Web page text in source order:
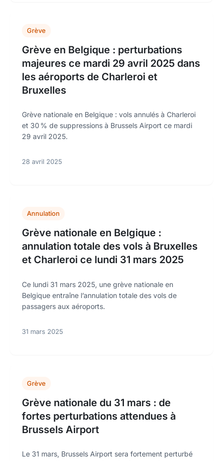
Grève
Grève en Belgique : perturbations
majeures ce mardi 29 avril 2025 dans
les aéroports de Charleroi et
Bruxelles
Grève nationale en Belgique : vols annulés à Charleroi
et 30 % de suppressions à Brussels Airport ce mardi
29 avril 2025.
28 avril 2025
Annulation
Grève nationale en Belgique :
annulation totale des vols à Bruxelles
et Charleroi ce lundi 31 mars 2025
Ce lundi 31 mars 2025, une grève nationale en
Belgique entraîne l’annulation totale des vols de
passagers aux aéroports.
31 mars 2025
Grève
Grève nationale du 31 mars : de
fortes perturbations attendues à
Brussels Airport
Le 31 mars, Brussels Airport sera fortement perturbé